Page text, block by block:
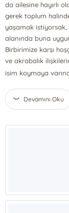
da ailesine hayırlı
gerek toplum
yaşamak istiyorsak,
alanında buna
Birbirimize karşı
ve akrabalık
isim koymaya
Devamını Oku